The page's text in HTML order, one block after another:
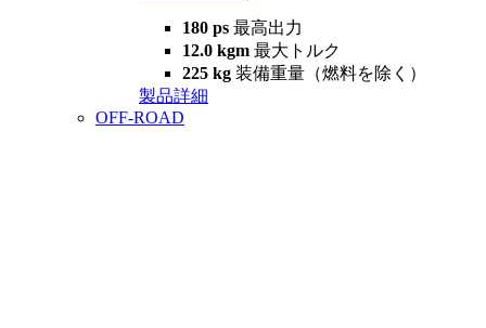
180 ps 最高出力
12.0 kgm 最大トルク
225 kg 装備重量（燃料を除く）
製品詳細
OFF-ROAD